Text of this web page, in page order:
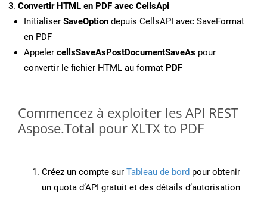
Convertir HTML en PDF avec CellsApi
Initialiser SaveOption depuis CellsAPI avec SaveFormat
en PDF
Appeler cellsSaveAsPostDocumentSaveAs pour
convertir le fichier HTML au format PDF
Commencez à exploiter les API REST
Aspose.Total pour XLTX to PDF
Créez un compte sur Tableau de bord pour obtenir
un quota d’API gratuit et des détails d’autorisation